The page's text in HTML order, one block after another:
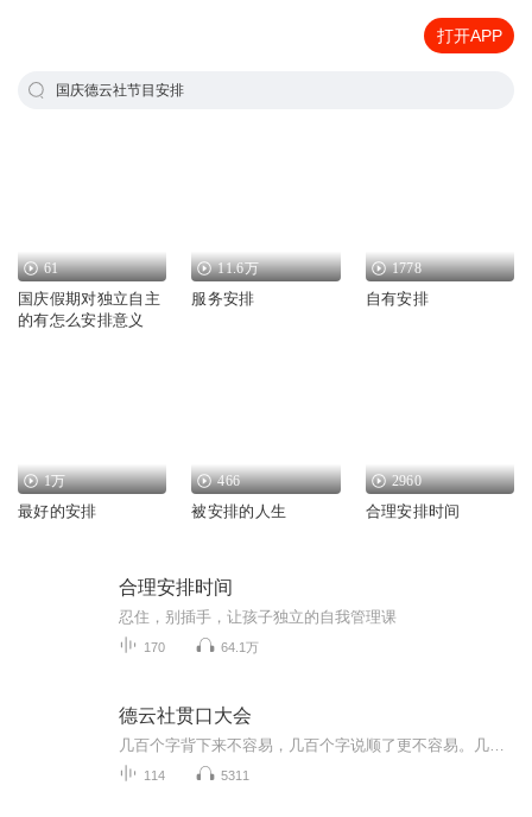
打开APP
国庆德云社节目安排
61
国庆假期对独立自主
的有怎么安排意义
11.6万
服务安排
1778
自有安排
1万
最好的安排
466
被安排的人生
2960
合理安排时间
合理安排时间
忍住，别插手，让孩子独立的自我管理课
170 64.1万
德云社贯口大会
114 5311